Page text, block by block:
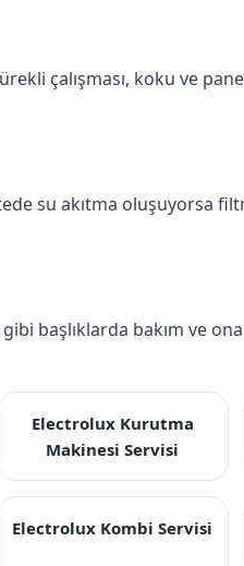
çalışması, koku ve
su akıtma oluşuyorsa
başlıklarda bakım ve
Electrolux Kurutma
Makinesi Servisi
Electrolux Kombi Servisi